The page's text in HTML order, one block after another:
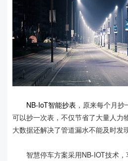
NB-IoT智能抄表 ，原来每个月
可以抄一次表，不仅节省了大量人力
大数据还解决了管道漏水不能及时发
智慧停车方案采用NB-IOT技术，